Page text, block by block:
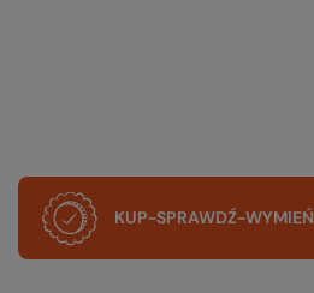
KUP-SPRAWDŹ-WYMIEŃ